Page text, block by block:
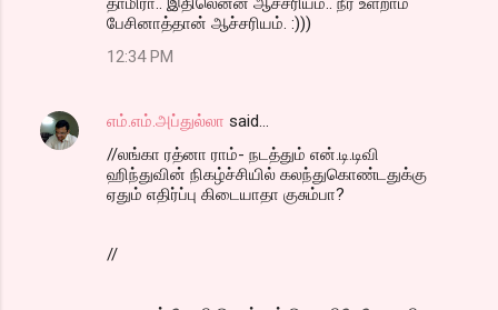
பேசினாத்தான் ஆச்சரியம். :)))
12:34 PM
எம்.எம்.அப்துல்லா said…
//லங்கா ரத்னா ராம்- நடத்தும் என்.டி.டிவி
ஹிந்துவின் நிகழ்ச்சியில் கலந்துகொண்டதுக்கு
ஏதும் எதிர்ப்பு கிடையாதா குசும்பா?
//